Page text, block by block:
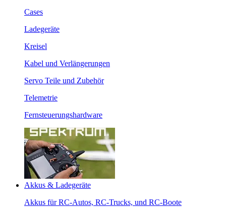
Cases
Ladegeräte
Kreisel
Kabel und Verlängerungen
Servo Teile und Zubehör
Telemetrie
Fernsteuerungshardware
Akkus & Ladegeräte
Akkus für RC-Autos, RC-Trucks, und RC-Boote